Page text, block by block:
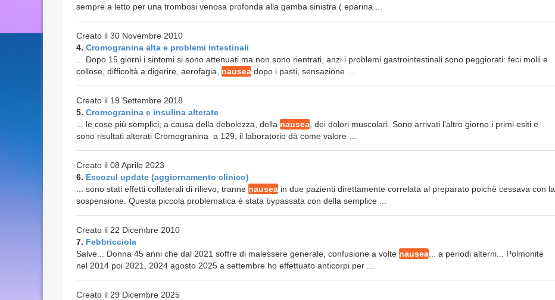
sempre a letto per una trombosi venosa profonda alla gamba sinistra ( eparina ...
Creato il 30 Novembre 2010
4. Cromogranina alta e problemi intestinali
... Dopo 15 giorni i sintomi si sono attenuati ma non sono rientrati, anzi i problemi gastrointestinali sono peggiorati: feci molli e
collose, difficoltà a digerire, aerofagia, nausea dopo i pasti, sensazione ...
Creato il 19 Settembre 2018
5. Cromogranina e insulina alterate
... le cose più semplici, a causa della debolezza, della nausea , dei dolori muscolari. Sono arrivati l'altro giorno i primi esiti e
sono risultati alterati Cromogranina a 129, il laboratorio dà come valore ...
Creato il 08 Aprile 2023
6. Escozul update (aggiornamento clinico)
... sono stati effetti collaterali di rilievo, tranne nausea in due pazienti direttamente correlata al preparato poichè cessava con la
sospensione. Questa piccola problematica è stata bypassata con della semplice ...
Creato il 22 Dicembre 2010
7. Febbricciola
Salve... Donna 45 anni che dal 2021 soffre di malessere generale, confusione a volte nausea ... a periodi alterni... Polmonite
nel 2014 poi 2021, 2024 agosto 2025 a settembre ho effettuato anticorpi per ...
Creato il 29 Dicembre 2025